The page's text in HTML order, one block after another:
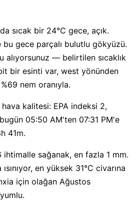
sıcak bir 24°C gece, açık.
bu gece parçalı bulutlu gökyüzü.
alıyorsunuz — belirtilen sıcaklık
bir esinti var, west yönünden
nem oranıyla.
kalitesi: EPA indeksi 2,
bugün 05:50 AM'ten 07:31 PM'e
41m.
sağanak, en fazla 1 mm.
en yüksek 31°C civarına
için olağan Ağustos